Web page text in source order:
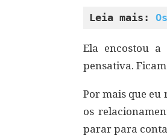
Leia mais:
Ela encostou
pensativa.
Por mais que eu
os
parar para